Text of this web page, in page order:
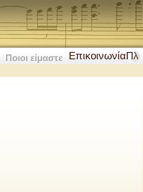
Ποιοι είμαστε Επικοινωνία